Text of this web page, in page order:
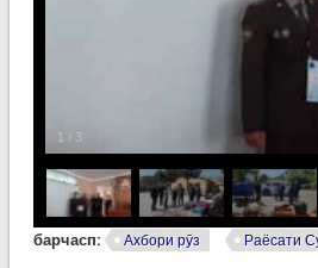
1 / 3
барчасп: Ахбори рӯз Раёсати